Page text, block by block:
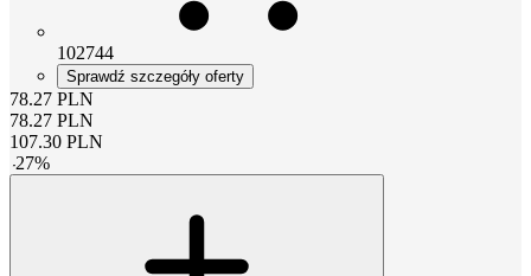
102744
Sprawdź szczegóły oferty
78.27 PLN
78.27 PLN
107.30 PLN
-27%